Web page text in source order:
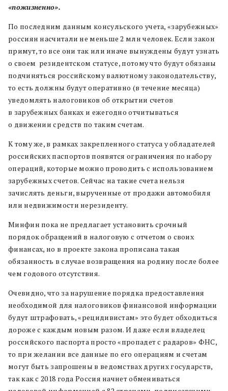
«пожизненно».
По последним данным консульского учета, «зарубежных»
россиян насчитали не меньше 2 млн человек. Если закон
примут, то все они так или иначе вынуждены будут узнать
о своем резидентском статусе, потому что будут обязаны
подчиняться российскому валютному законодательству,
то есть должны будут оперативно (в течение месяца)
уведомлять налоговиков об открытии счетов
в зарубежных банках и ежегодно отчитываться
о движении средств по таким счетам.
К тому же, в рамках закрепленного статуса у обладателей
российских паспортов появятся ограничения по набору
операций, которые можно проводить с использованием
зарубежных счетов. Сейчас на такие счета нельзя
зачислять деньги, вырученные от продажи автомобиля
или недвижимости нерезиденту.
Минфин пока не предлагает установить срочный
порядок обращений в налоговую с отчетом о своих
финансах, но в проекте закона прописана такая
обязанность в случае возвращения на родину после более
чем годового отсутствия.
Очевидно, что за нарушение порядка предоставления
необходимой для налоговиков финансовой информации
будут штрафовать, «рецидивистам» это будет обходиться
дороже с каждым новым разом. И даже если владелец
российского паспорта просто «пропадет с радаров» ФНС,
то при желании все данные по его операциям и счетам
могут быть запрошены в ведомствах других государств,
так как с 2018 года Россия начнет обмениваться